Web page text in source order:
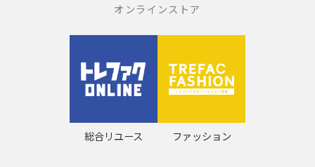
オンラインストア
総合リユース ファッション